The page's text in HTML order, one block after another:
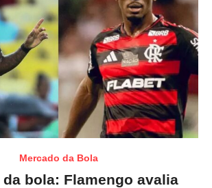
Mercado da Bola
da bola: Flamengo avalia